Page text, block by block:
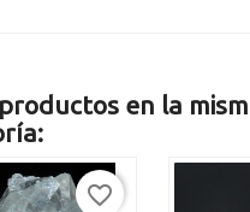
en la
favorite_border